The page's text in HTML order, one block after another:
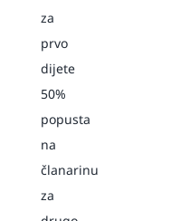
za
prvo
dijete
50%
popusta
na
članarinu
za